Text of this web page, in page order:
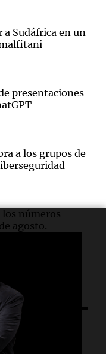
a Sudáfrica en un
presentaciones
a los grupos de
números
agosto.
su expareja
un terremoto
una cirugía en